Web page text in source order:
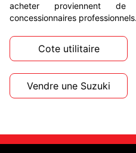
acheter proviennent de
concessionnaires professionnels.
Cote utilitaire
Vendre une Suzuki